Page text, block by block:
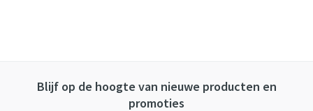
Blijf op de hoogte van nieuwe producten en
promoties